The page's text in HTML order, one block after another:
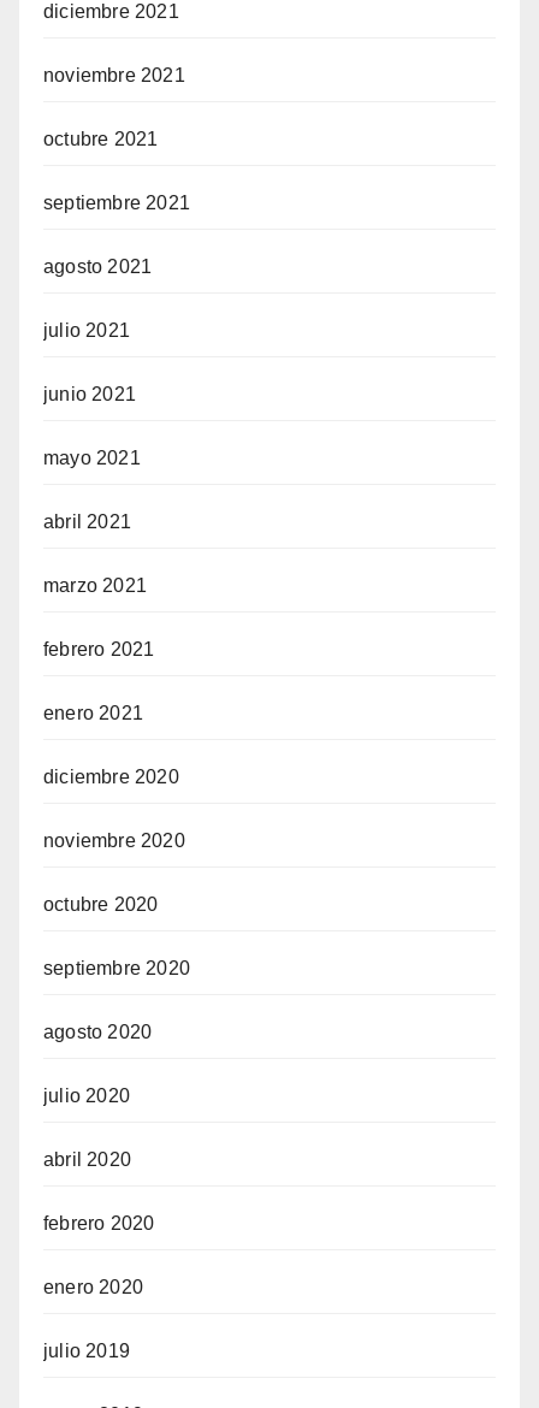
diciembre 2021
noviembre 2021
octubre 2021
septiembre 2021
agosto 2021
julio 2021
junio 2021
mayo 2021
abril 2021
marzo 2021
febrero 2021
enero 2021
diciembre 2020
noviembre 2020
octubre 2020
septiembre 2020
agosto 2020
julio 2020
abril 2020
febrero 2020
enero 2020
julio 2019